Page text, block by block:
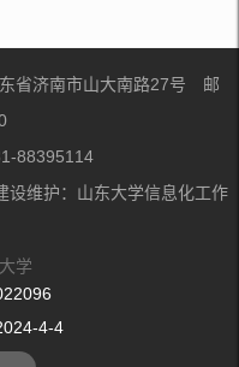
省济南市山大南路27号 邮
88395114
维护：山东大学信息化工作
学
-4-4